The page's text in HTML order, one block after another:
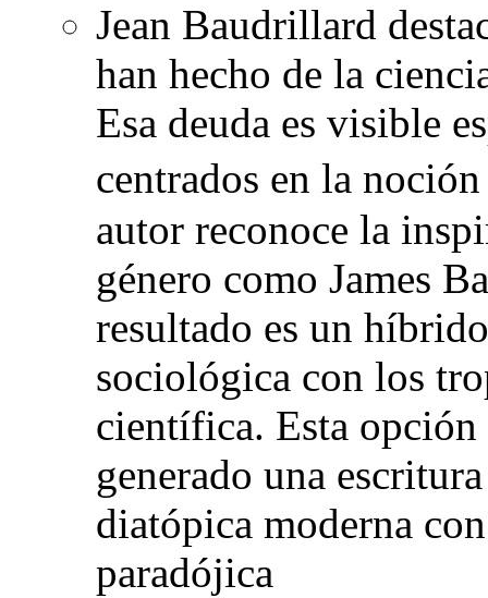
Jean Baudrillard
han hecho de la
Esa deuda es visible
centrados en la
autor reconoce la
género como James
resultado es un
sociológica con los
científica. Esta
generado una
diatópica moderna
paradójica